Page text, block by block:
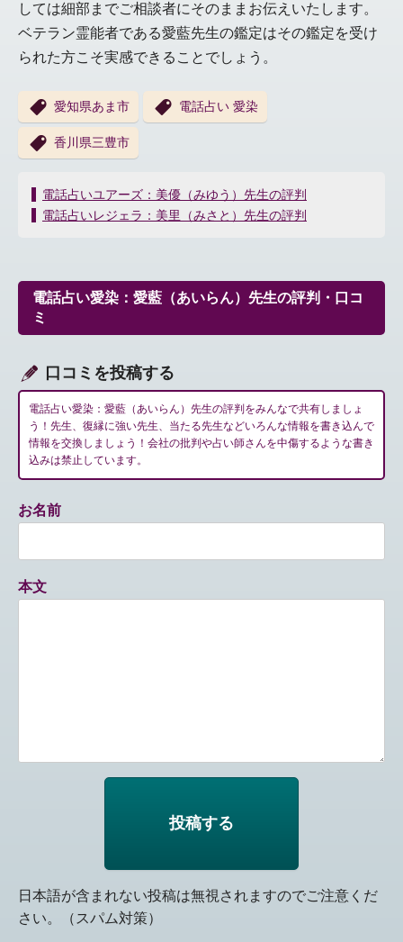
しては細部までご相談者にそのままお伝えいたします。
ベテラン霊能者である愛藍先生の鑑定はその鑑定を受け
られた方こそ実感できることでしょう。
愛知県あま市 電話占い 愛染
香川県三豊市
投
稿
ー
シ
ョ
電話占いユアーズ：美優（みゆう）先生の評判
電話占いレジェラ：美里（みさと）先生の評判
電話占い愛染：愛藍（あいらん）先生の評判・口コ
ミ
口コミを投稿する
電話占い愛染：愛藍（あいらん）先生の評判をみんなで共有しましょ
う！先生、復縁に強い先生、当たる先生などいろんな情報を書き込んで
情報を交換しましょう！会社の批判や占い師さんを中傷するような書き
込みは禁止しています。
お名前
本文
日本語が含まれない投稿は無視されますのでご注意くだ
さい。（スパム対策）